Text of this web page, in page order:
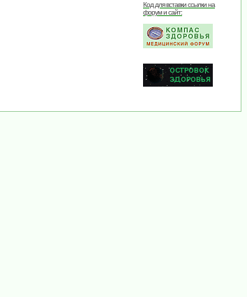
Код для вставки ссылки на
форум и сайт: